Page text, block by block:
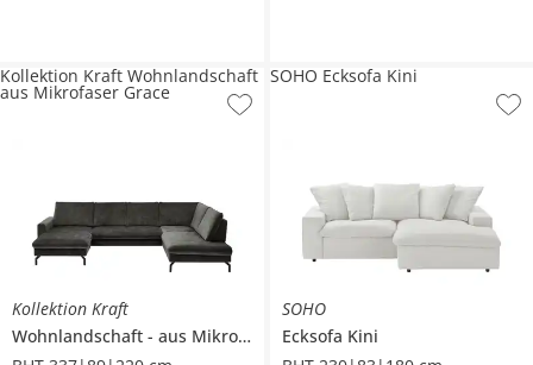
Kollektion Kraft
Wohnlandschaft
aus Mikrofaser
Grace
Kollektion Kraft Wohnlandschaft
aus Mikrofaser Grace
SOHO
Ecksofa Kini
SOHO Ecksofa Kini